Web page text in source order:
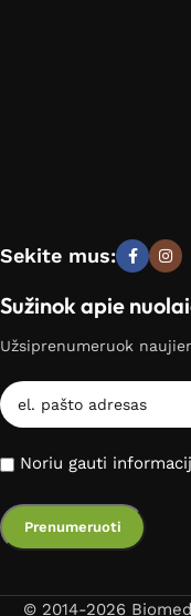
Sekite mus:
Sužinok apie
Užsiprenumeruok
Noriu gauti
© 2014-2026